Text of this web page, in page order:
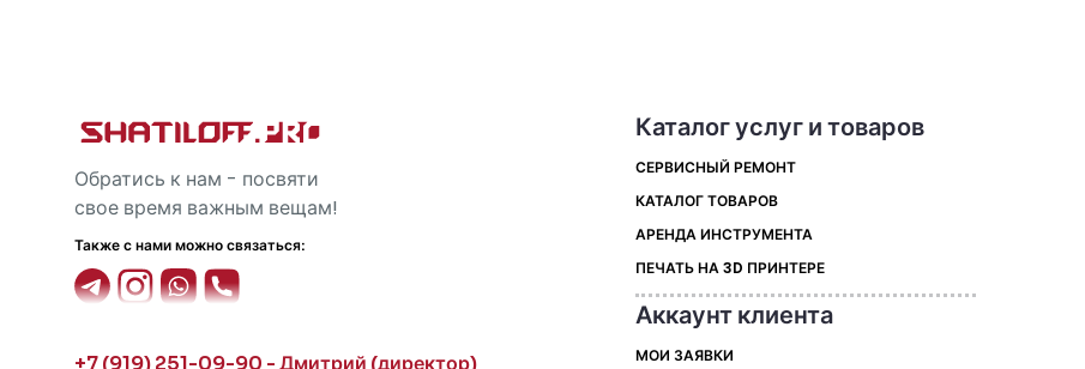
Обратись к нам - посвяти
свое время важным вещам!
Также с нами можно связаться:
+7 (919) 251-09-90 - Дмитрий (директор)
Каталог услуг и товаров
СЕРВИСНЫЙ РЕМОНТ
КАТАЛОГ ТОВАРОВ
АРЕНДА ИНСТРУМЕНТА
ПЕЧАТЬ НА 3D ПРИНТЕРЕ
Аккаунт клиента
МОИ ЗАЯВКИ